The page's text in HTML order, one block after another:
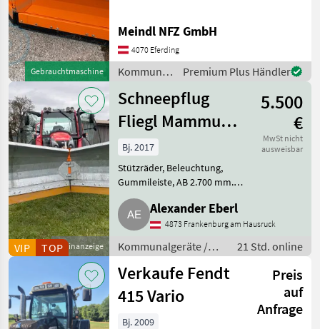
Gebrauchtmaschine
Meindl NFZ GmbH
4070 Eferding
KommunalgerätePremium Plus Händler
Kleinanzeige
VIP TOP
Schneepflug
Fliegl Mammut
Duplex
5.500
€
MwSt nicht
ausweisbar
Bj. 2017
Stützräder, Beleuchtung,
Gummileiste, AB 2.700 mm.
Sehr guter Zustand. War nur 2
Winter am Hof im Einsatz. Kein
Winterdienst. Kommunalgeräte
Alexander Eberl
4873 Frankenburg am Hausruck
Kommunalgeräte /
Winterdienst
21 Std. online
Verkaufe Fendt
415 Vario
Preis
auf
Anfrage
Bj. 2009